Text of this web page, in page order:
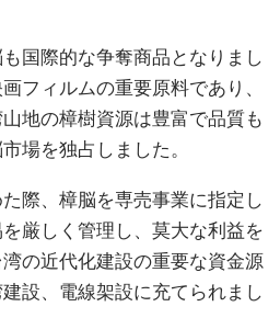
国際的な争奪商品となりまし
フィルムの重要原料であり、
地の樟樹資源は豊富で品質も
場を独占しました。
際、樟脳を専売事業に指定し
厳しく管理し、莫大な利益を
の近代化建設の重要な資金源
設、電線架設に充てられまし